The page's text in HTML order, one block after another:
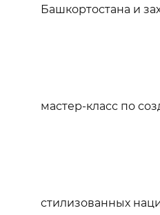
Башкортостана и
мастер-класс по
стилизованных